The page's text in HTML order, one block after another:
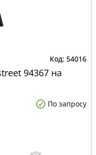
54016
94367 на
По запросу